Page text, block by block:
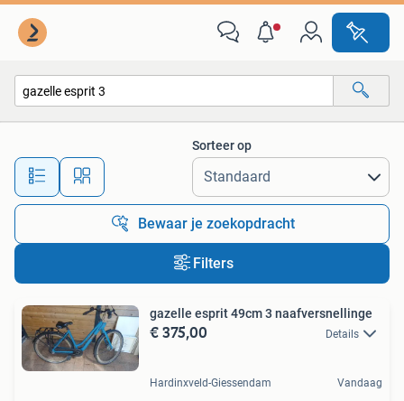
Alle afstanden…
Sorteer op
Bewaar je zoekopdracht
Filters
gazelle esprit 49cm 3 naafversnellinge
€ 375,00 Details
Hardinxveld-Giessendam Vandaag